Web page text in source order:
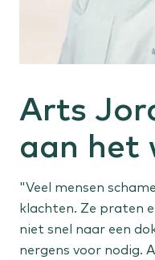
Galstenen
Vergrote prostaat
Anale klachten
Huid en vaten
Verdachte plekjes
Spataderen
Arts
aan het
"Veel mensen
klachten. Ze praten
niet snel naar een
nergens voor nodig.